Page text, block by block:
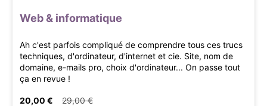
Web & informatique
Ah c'est parfois compliqué de comprendre tous ces trucs
techniques, d'ordinateur, d'internet et cie. Site, nom de
domaine, e-mails pro, choix d'ordinateur... On passe tout
ça en revue !
20,00 € 29,00 €